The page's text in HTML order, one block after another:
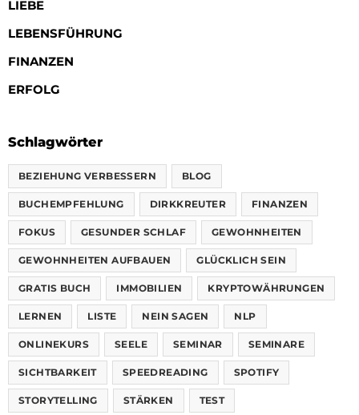
LIEBE
LEBENSFÜHRUNG
FINANZEN
ERFOLG
Schlagwörter
BEZIEHUNG VERBESSERN BLOG
BUCHEMPFEHLUNG DIRKKREUTER FINANZEN
FOKUS GESUNDER SCHLAF GEWOHNHEITEN
GEWOHNHEITEN AUFBAUEN GLÜCKLICH SEIN
GRATIS BUCH IMMOBILIEN KRYPTOWÄHRUNGEN
LERNEN LISTE NEIN SAGEN NLP
ONLINEKURS SEELE SEMINAR SEMINARE
SICHTBARKEIT SPEEDREADING SPOTIFY
STORYTELLING STÄRKEN TEST